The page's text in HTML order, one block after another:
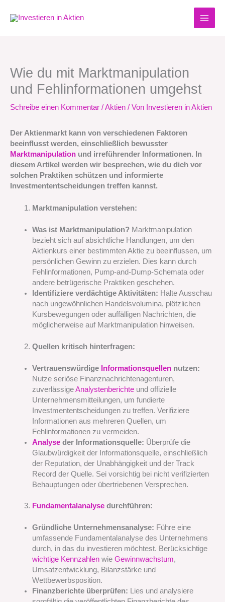
Inhalt
Wie du mit Marktmanipulation
und Fehlinformationen umgehst
Schreibe einen Kommentar /Aktien / Von Investieren in Aktien
Der Aktienmarkt kann von verschiedenen Faktoren
beeinflusst werden, einschließlich bewusster
Marktmanipulation und irreführender Informationen. In
diesem Artikel werden wir besprechen, wie du dich vor
solchen Praktiken schützen und informierte
Investmententscheidungen treffen kannst.
Marktmanipulation verstehen:
Was ist Marktmanipulation? Marktmanipulation
bezieht sich auf absichtliche Handlungen, um den
Aktienkurs einer bestimmten Aktie zu beeinflussen, um
persönlichen Gewinn zu erzielen. Dies kann durch
Fehlinformationen, Pump-and-Dump-Schemata oder
andere betrügerische Praktiken geschehen.
Identifiziere verdächtige Aktivitäten: Halte Ausschau
nach ungewöhnlichen Handelsvolumina, plötzlichen
Kursbewegungen oder auffälligen Nachrichten, die
möglicherweise auf Marktmanipulation hinweisen.
Quellen kritisch hinterfragen:
Vertrauenswürdige Informationsquellennutzen:
Nutze seriöse Finanznachrichtenagenturen,
zuverlässigeAnalystenberichteund offizielle
Unternehmensmitteilungen, um fundierte
Investmententscheidungen zu treffen. Verifiziere
Informationen aus mehreren Quellen, um
Fehlinformationen zu vermeiden.
Analyseder Informationsquelle: Überprüfe die
Glaubwürdigkeit der Informationsquelle, einschließlich
der Reputation, der Unabhängigkeit und der Track
Record der Quelle. Sei vorsichtig bei nicht verifizierten
Behauptungen oder übertriebenen Versprechen.
Fundamentalanalysedurchführen:
Gründliche Unternehmensanalyse: Führe eine
umfassende Fundamentalanalyse des Unternehmens
durch, in das du investieren möchtest. Berücksichtige
wichtige Kennzahlenwie Gewinnwachstum,
Umsatzentwicklung, Bilanzstärke und
Wettbewerbsposition.
Finanzberichte überprüfen: Lies und analysiere